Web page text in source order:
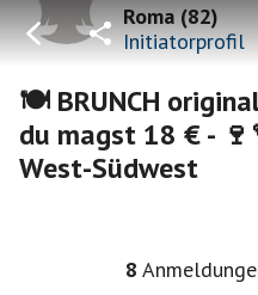
Roma(82)
Initiatorprofil
🍽 BRUNCH
du magst 18 € -
West-Südwest
8